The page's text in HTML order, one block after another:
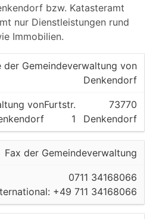
bzw. Katasteramt
nur Dienstleistungen rund
Immobilien.
der Gemeindeverwaltung von
Denkendorf
vonFurtstr.
1
73770
Denkendorf
Fax der Gemeindeverwaltung
0711 34168066
+49 711 34168066